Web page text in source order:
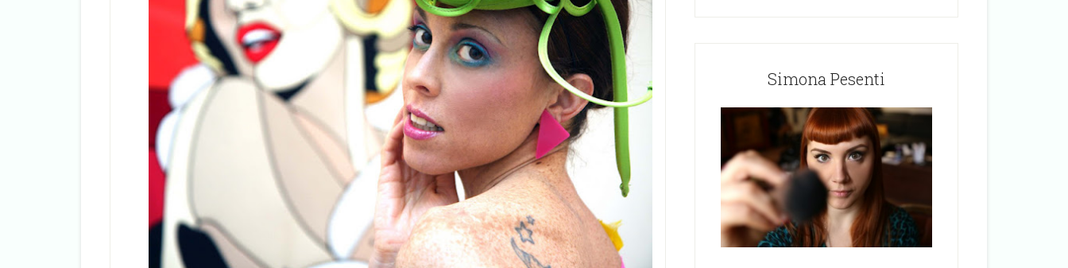
Simona Pesenti